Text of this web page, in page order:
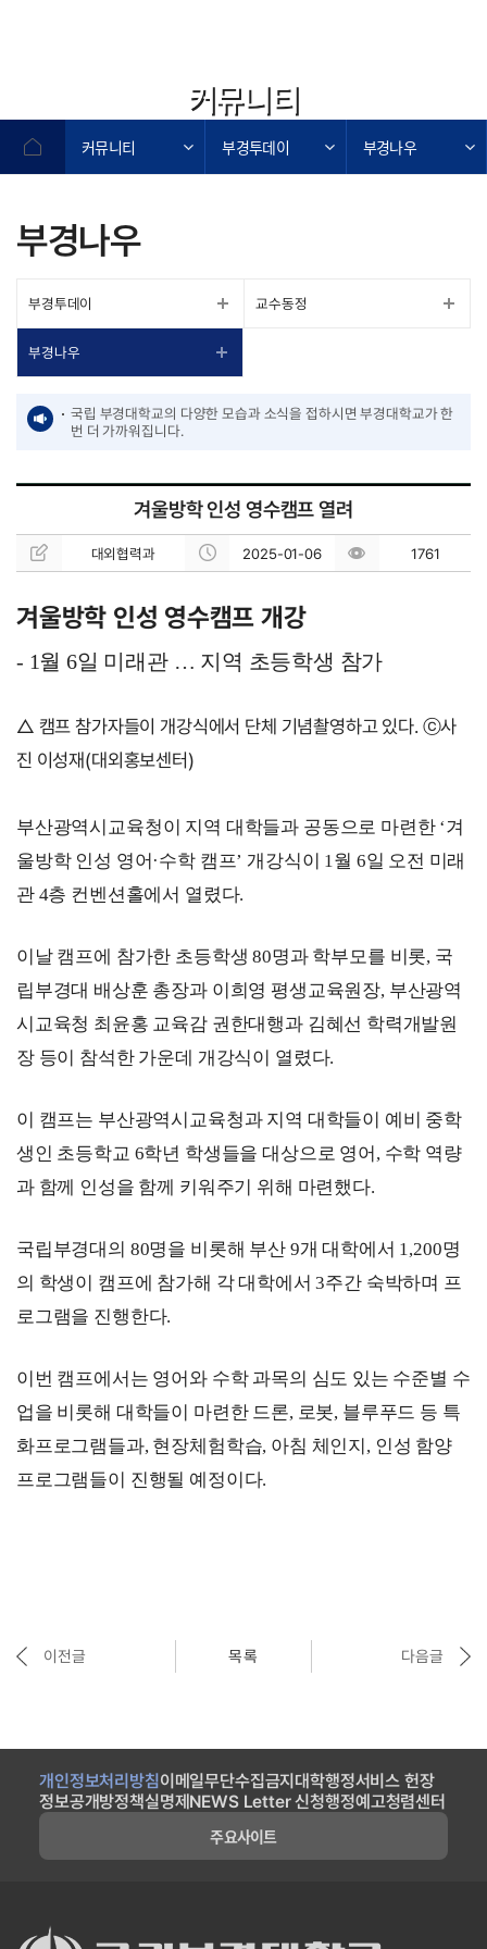
커뮤니티
커뮤니티 부경투데이 부경나우
부경나우
부경투데이 교수동정
부경나우
국립 부경대학교의 다양한 모습과 소식을 접하시면 부경대학교가 한
번 더 가까워집니다.
겨울방학 인성 영수캠프 열려
대외협력과 2025-01-06 1761
겨울방학 인성 영수캠프 개강
- 1월 6일 미래관 … 지역 초등학생 참가
△ 캠프 참가자들이 개강식에서 단체 기념촬영하고 있다. ⓒ사
진 이성재(대외홍보센터)
부산광역시교육청이 지역 대학들과 공동으로 마련한 ‘겨
울방학 인성 영어 ·수학 캠프’ 개강식이 1월 6일 오전 미래
관 4층 컨벤션홀에서 열렸다.
이날 캠프에 참가한 초등학생 80명과 학부모를 비롯, 국
립부경대 배상훈 총장과 이희영 평생교육원장, 부산광역
시교육청 최윤홍 교육감 권한대행과 김혜선 학력개발원
장 등이 참석한 가운데 개강식이 열렸다.
이 캠프는 부산광역시교육청과 지역 대학들이 예비 중학
생인 초등학교 6학년 학생들을 대상으로 영어 , 수학 역량
과 함께 인성을 함께 키워주기 위해 마련했다.
국립부경대의 80명을 비롯해 부산 9개 대학에서 1,200명
의 학생이 캠프에 참가해 각 대학에서 3주간 숙박하며 프
로그램을 진행한다.
이번 캠프에서는 영어와 수학 과목의 심도 있는 수준별 수
업을 비롯해 대학들이 마련한 드론, 로봇, 블루푸드 등 특
화프로그램들과, 현장체험학습, 아침 체인지 , 인성 함양
프로그램들이 진행될 예정이다.
이전글 목록 다음글
개인정보처리방침이메일무단수집금지대학행정서비스 헌장
정보공개방정책실명제NEWS Letter 신청행정예고청렴센터
주요사이트